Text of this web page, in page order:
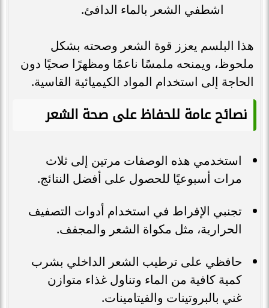
اشطفي الشعر بالماء الدافئ.
هذا البلسم يعزز قوة الشعر وصحته بشكل
ملحوظ، ويمنحه ملمسًا ناعمًا ومظهرًا صحيًا دون
الحاجة إلى استخدام المواد الكيميائية القاسية.
نصائح عامة للحفاظ على صحة الشعر
استخدمي هذه الوصفات مرتين إلى ثلاث
مرات أسبوعيًا للحصول على أفضل النتائج.
تجنبي الإفراط في استخدام أدوات التصفيف
الحرارية، مثل مكواة الشعر والمجفف.
حافظي على ترطيب الشعر الداخلي بشرب
كمية كافية من الماء وتناول غذاء متوازن
غني بالبروتينات والفيتامينات.